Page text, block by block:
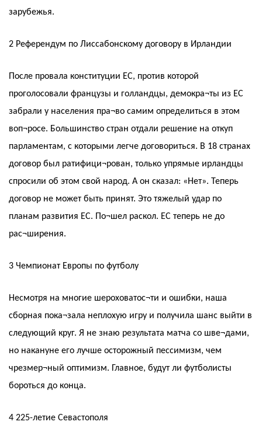
зарубежья.
2 Референдум по Лиссабонскому договору в Ирландии
После провала конституции ЕС, против которой
проголосовали французы и голландцы, демокра¬ты из ЕС
забрали у населения пра¬во самим определиться в этом
воп¬росе. Большинство стран отдали решение на откуп
парламентам, с которыми легче договориться. В 18 странах
договор был ратифици¬рован, только упрямые ирландцы
спросили об этом свой народ. А он сказал: «Нет». Теперь
договор не может быть принят. Это тяжелый удар по
планам развития ЕС. По¬шел раскол. ЕС теперь не до
рас¬ширения.
3 Чемпионат Европы по футболу
Несмотря на многие шероховатос¬ти и ошибки, наша
сборная пока¬зала неплохую игру и получила шанс выйти в
следующий круг. Я не знаю результата матча со шве¬дами,
но накануне его лучше осторожный пессимизм, чем
чрезмер¬ный оптимизм. Главное, будут ли футболисты
бороться до конца.
4 225-летие Севастополя